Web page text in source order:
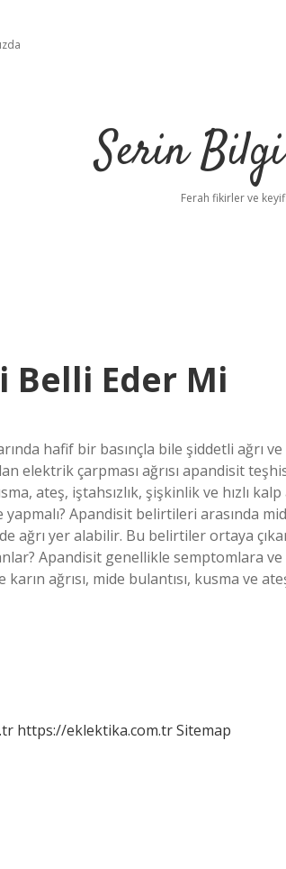
Serin
Ferah fikirler ve
Belli Eder Mi
hafif bir basınçla bile şiddetli ağrı
elektrik çarpması ağrısı apandisit
ateş, iştahsızlık, şişkinlik ve hızlı
Apandisit belirtileri arasında
ağrı yer alabilir. Bu belirtiler ortaya
Apandisit genellikle semptomlara
ağrısı, mide bulantısı, kusma ve
https://eklektika.com.trSitemap